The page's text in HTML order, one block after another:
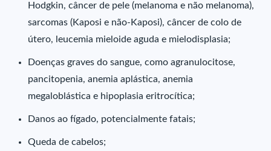
Hodgkin, câncer de pele (melanoma e não melanoma),
sarcomas (Kaposi e não-Kaposi), câncer de colo de
útero, leucemia mieloide aguda e mielodisplasia;
Doenças graves do sangue, como agranulocitose,
pancitopenia, anemia aplástica, anemia
megaloblástica e hipoplasia eritrocítica;
Danos ao fígado, potencialmente fatais;
Queda de cabelos;